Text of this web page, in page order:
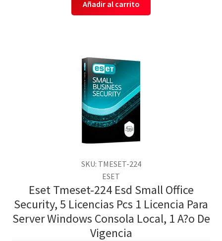
Añadir al carrito
SKU: TMESET-224
ESET
Eset Tmeset-224 Esd Small Office
Security, 5 Licencias Pcs 1 Licencia Para
Server Windows Consola Local, 1 A?o De
Vigencia